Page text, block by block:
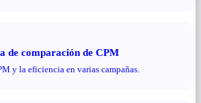
de comparación de CPM
y la eficiencia en varias campañas.